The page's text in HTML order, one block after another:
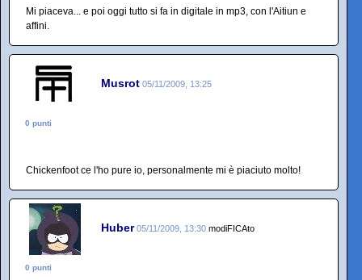
Mi piaceva... e poi oggi tutto si fa in digitale in mp3, con l'Aitiun e
affini.
Musrot 05/11/2009, 13:25
0 punti
Chickenfoot ce l'ho pure io, personalmente mi è piaciuto molto!
Huber 05/11/2009, 13:30 modiFICAto
0 punti